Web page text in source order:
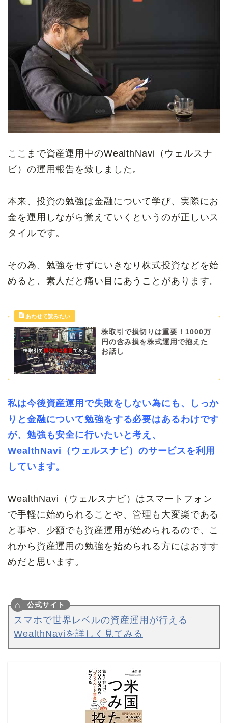
ここまで資産運用中のWealthNavi（ウェルスナ
ビ）の運用報告を致しました。
本来、投資の勉強は金融について学び、実際にお
金を運用しながら覚えていくというのが正しいス
タイルです。
その為、勉強をせずにいきなり株式投資などを始
めると、素人だと痛い目にあうことがあります。
株取引で損切りは重要！1000万
円の含み損を株式運用で抱えた
お話し
私は今後資産運用で失敗をしない為にも、しっか
りと金融について勉強をする必要はあるわけです
が、勉強も安全に行いたいと考え、
WealthNavi（ウェルスナビ）のサービスを利用
しています。
WealthNavi（ウェルスナビ）はスマートフォン
で手軽に始められることや、管理も大変楽である
と事や、少額でも資産運用が始められるので、こ
れから資産運用の勉強を始められる方にはおすす
めだと思います。
スマホで世界レベルの資産運用が行える
WealthNaviを詳しく見てみる